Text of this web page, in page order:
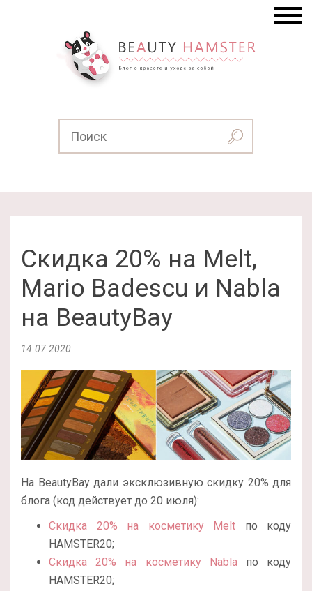
Скидка 20% на Melt,
Mario Badescu и Nabla
на BeautyBay
14.07.2020
На BeautyBay дали эксклюзивную скидку 20% для
блога (код действует до 20 июля):
Скидка 20% на косметику Melt по коду
HAMSTER20;
Скидка 20% на косметику Nablaпо коду
HAMSTER20;